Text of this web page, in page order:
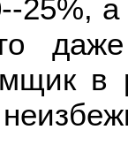
25%,
в